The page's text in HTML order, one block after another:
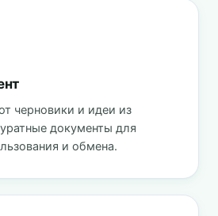
черновики и идеи из
документы для
и обмена.